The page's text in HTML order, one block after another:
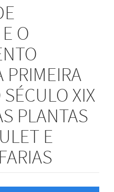
O
PRIMEIRA
XIX
PLANTAS
E